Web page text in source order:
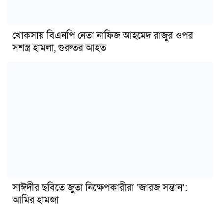
খোকসায় বিএনপি নেতা নাফিজ আহমেদ রাজুর ওপর
সশস্ত্র হামলা, গুরুতর আহত
সাঈদীর ছবিতে জুতা নিক্ষেপকারীরা ‘জারজ সন্তান’:
আমির হামজা